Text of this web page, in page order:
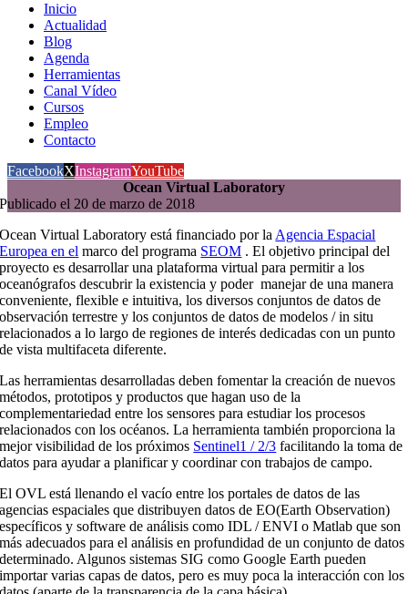
Inicio
Actualidad
Blog
Agenda
Herramientas
Canal Vídeo
Cursos
Empleo
Contacto
FacebookXInstagramYouTube
Ocean Virtual Laboratory
Publicado el 20 de marzo de 2018
Ocean Virtual Laboratory está financiado por la Agencia Espacial
Europea en el marco delprograma SEOM .El objetivo principal del
proyecto es desarrollar una plataforma virtual para permitir a los
oceanógrafos descubrir la existencia y poder manejar de una manera
conveniente, flexible e intuitiva, los diversos conjuntos de datos de
observación terrestre y los conjuntos de datos de modelos / in situ
relacionados a lo largo de regiones de interés dedicadas con un punto
de vista multifaceta diferente.
Las herramientas desarrolladas deben fomentar la creación de nuevos
métodos, prototipos y productos que hagan uso de la
complementariedad entre los sensores para estudiar los procesos
relacionados con los océanos.La herramienta también proporciona la
mejor visibilidad de los próximos Sentinel1 / 2/3 facilitando latoma de
datos para ayudar a planificar y coordinar con trabajos de campo.
El OVL está llenando el vacío entre los portales de datos de las
agencias espaciales que distribuyen datos de EO(Earth Observation)
específicos y software de análisis como IDL / ENVI o Matlab que son
más adecuados para el análisis en profundidad de un conjunto de datos
determinado. Algunos sistemas SIG como Google Earth pueden
importar varias capas de datos, pero es muy poca la interacción con los